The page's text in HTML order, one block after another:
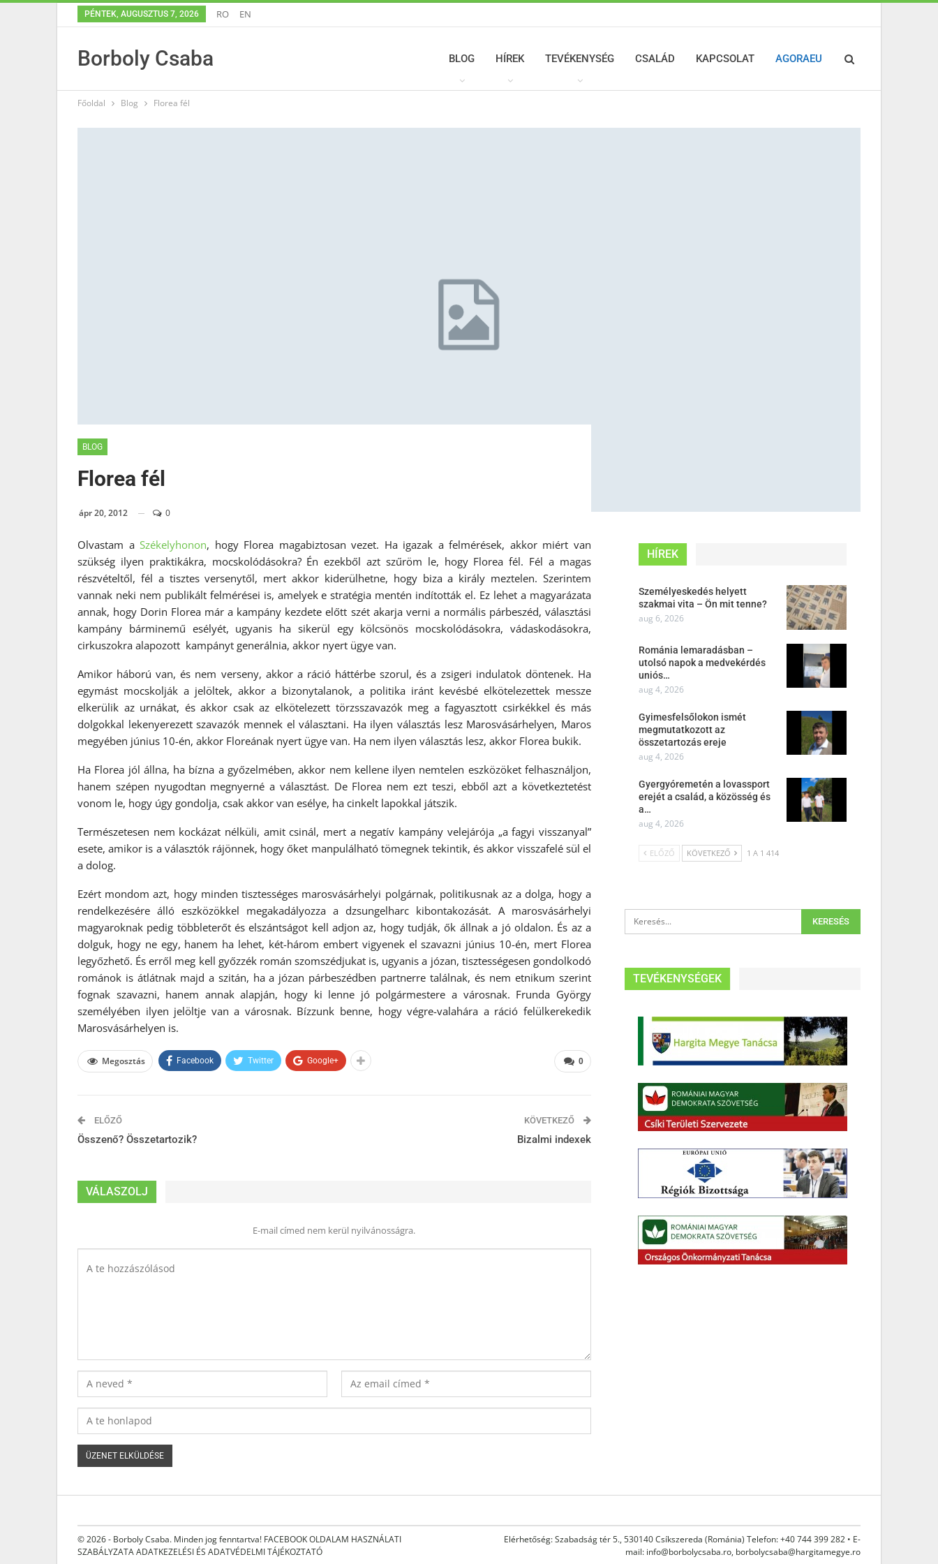
PÉNTEK, AUGUSZTUS 7, 2026 RO EN
Borboly Csaba BLOG HÍREK TEVÉKENYSÉG CSALÁD KAPCSOLAT AGORAEU
Főoldal Blog Florea fél
BLOG
Florea fél
ápr 20, 2012 0
Olvastam aSzékelyhonon, hogy Florea magabiztosan vezet. Ha igazak a felmérések, akkor miért van
szükség ilyen praktikákra, mocskolódásokra? Én ezekből azt szűröm le, hogy Florea fél. Fél a magas
részvételtől, fél a tisztes versenytől, mert akkor kiderülhetne, hogy biza a király meztelen. Szerintem
vannak neki nem publikált felmérései is, amelyek e stratégia mentén indították el. Ez lehet a magyarázata
annak, hogy Dorin Florea már a kampány kezdete előtt szét akarja verni a normális párbeszéd, választási
kampány bárminemű esélyét, ugyanis ha sikerül egy kölcsönös mocskolódásokra, vádaskodásokra,
cirkuszokra alapozott kampányt generálnia, akkor nyert ügye van.
Amikor háború van, és nem verseny, akkor a ráció háttérbe szorul, és a zsigeri indulatok döntenek. Ha
egymást mocskolják a jelöltek, akkor a bizonytalanok, a politika iránt kevésbé elkötelezettek messze
elkerülik az urnákat, és akkor csak az elkötelezett törzsszavazók meg a fagyasztott csirkékkel és más
dolgokkal lekenyerezett szavazók mennek el választani. Ha ilyen választás lesz Marosvásárhelyen, Maros
megyében június 10-én, akkor Floreának nyert ügye van. Ha nem ilyen választás lesz, akkor Florea bukik.
Ha Florea jól állna, ha bízna a győzelmében, akkor nem kellene ilyen nemtelen eszközöket felhasználjon,
hanem szépen nyugodtan megnyerné a választást. De Florea nem ezt teszi, ebből azt a következtetést
vonom le, hogy úgy gondolja, csak akkor van esélye, ha cinkelt lapokkal játszik.
Természetesen nem kockázat nélküli, amit csinál, mert a negatív kampány velejárója „a fagyi visszanyal”
esete, amikor is a választók rájönnek, hogy őket manpulálható tömegnek tekintik, és akkor visszafelé sül el
a dolog.
Ezért mondom azt, hogy minden tisztességes marosvásárhelyi polgárnak, politikusnak az a dolga, hogy a
rendelkezésére álló eszközökkel megakadályozza a dzsungelharc kibontakozását. A marosvásárhelyi
magyaroknak pedig többleterőt és elszántságot kell adjon az, hogy tudják, ők állnak a jó oldalon. És az a
dolguk, hogy ne egy, hanem ha lehet, két-három embert vigyenek el szavazni június 10-én, mert Florea
legyőzhető. És erről meg kell győzzék román szomszédjukat is, ugyanis a józan, tisztességesen gondolkodó
románok is átlátnak majd a szitán, ha a józan párbeszédben partnerre találnak, és nem etnikum szerint
fognak szavazni, hanem annak alapján, hogy ki lenne jó polgármestere a városnak. Frunda György
személyében ilyen jelöltje van a városnak. Bízzunk benne, hogy végre-valahára a ráció felülkerekedik
Marosvásárhelyen is.
0
Megosztás Facebook Twitter Google+
ELŐZŐ
Összenő? Összetartozik?
KÖVETKEZŐ
Bizalmi indexek
VÁLASZOLJ
E-mail címed nem kerül nyilvánosságra.
HÍREK
Személyeskedés helyett
szakmai vita – Ön mit tenne?
aug 6, 2026
Románia lemaradásban –
utolsó napok a medvekérdés
uniós…
aug 4, 2026
Gyimesfelsőlokon ismét
megmutatkozott az
összetartozás ereje
aug 4, 2026
Gyergyóremetén a lovassport
erejét a család, a közösség és
a…
aug 4, 2026
ELŐZŐ KÖVETKEZŐ 1 A 1 414
TEVÉKENYSÉGEK
© 2026 - Borboly Csaba. Minden jog fenntartva! FACEBOOK OLDALAM HASZNÁLATI
SZABÁLYZATAADATKEZELÉSI ÉS ADATVÉDELMI TÁJÉKOZTATÓ
Elérhetőség: Szabadság tér 5., 530140 Csíkszereda (Románia) Telefon: +40 744 399 282 • E-
mail: info@borbolycsaba.ro, borbolycsaba@hargitamegye.ro